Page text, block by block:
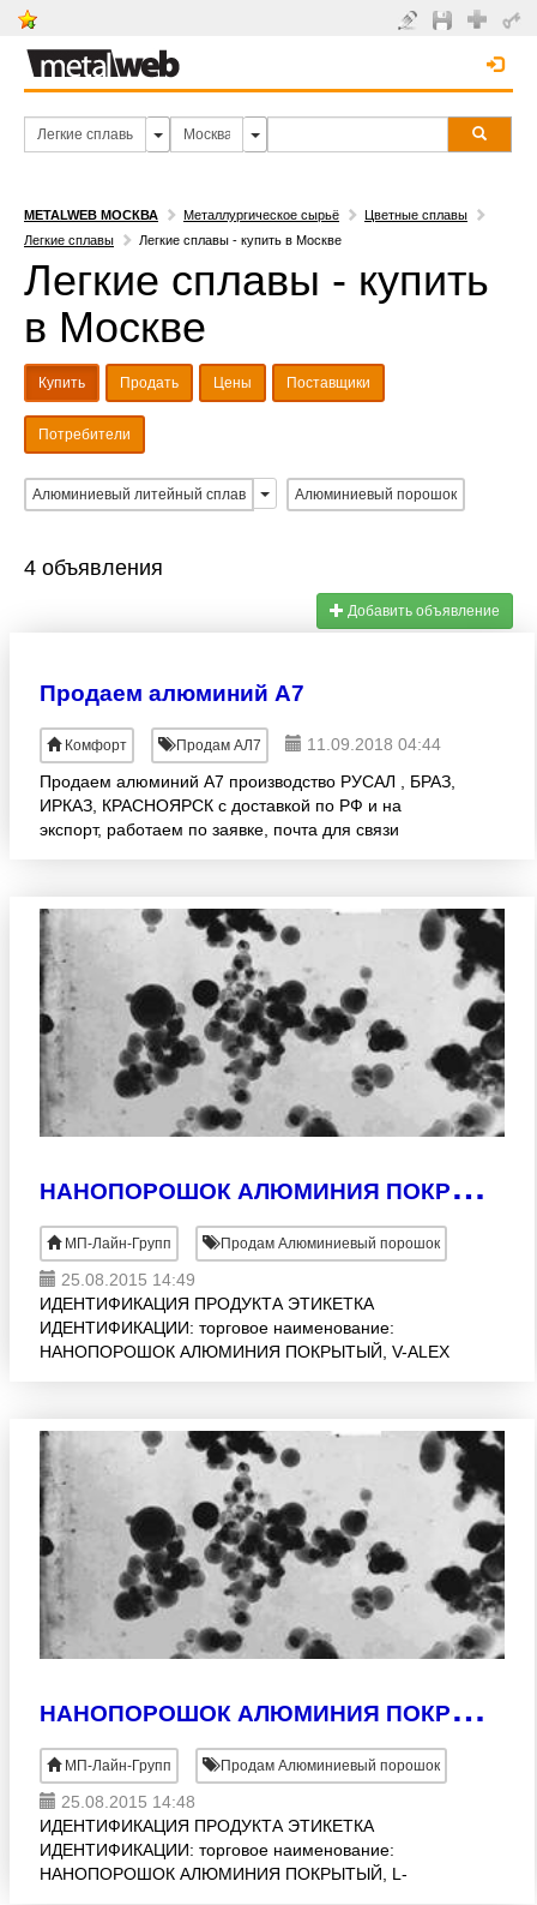
METALWEB МОСКВА Металлургическое сырьё
Цветные сплавы
Легкие сплавы
Легкие сплавы - купить в Москве
Легкие сплавы - купить
в Москве
Купить Продать Цены Поставщики
Потребители
Алюминиевый литейный сплав Алюминиевый порошок
4 объявления
Добавить объявление
Продаем алюминий А7
Комфорт Продам АЛ7
11.09.2018 04:44
Продаем алюминий А7 производство РУСАЛ , БРАЗ,
ИРКАЗ, КРАСНОЯРСК с доставкой по РФ и на
экспорт, работаем по заявке, почта для связи
Н
АНОПОРОШОК АЛЮМИНИЯ ПОКРЫТЫЙ (V-ALEX)
МП-Лайн-Групп Продам Алюминиевый порошок
25.08.2015 14:49
ИДЕНТИФИКАЦИЯ ПРОДУКТА ЭТИКЕТКА
ИДЕНТИФИКАЦИИ: торговое наименование:
НАНОПОРОШОК АЛЮМИНИЯ ПОКРЫТЫЙ, V-ALEX
атмосфере арг
Н
АНОПОРОШОК АЛЮМИНИЯ ПОКРЫТЫЙ (L-ALEX)
МП-Лайн-Групп Продам Алюминиевый порошок
25.08.2015 14:48
ИДЕНТИФИКАЦИЯ ПРОДУКТА ЭТИКЕТКА
ИДЕНТИФИКАЦИИ: торговое наименование:
НАНОПОРОШОК АЛЮМИНИЯ ПОКРЫТЫЙ, L-